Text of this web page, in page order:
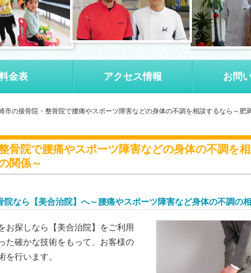
金表 アクセス情報 お問
市の接骨院・整骨院で腰痛やスポーツ障害などの身体の不調を相談するなら～肥
骨院で腰痛やスポーツ障害などの身体の不調を
関係～
院なら【美合治院】へ～腰痛やスポーツ障害など身体の不調の
お探しなら【美合治院】をご利用
た確かな技術をもって、お客様の
を行います。